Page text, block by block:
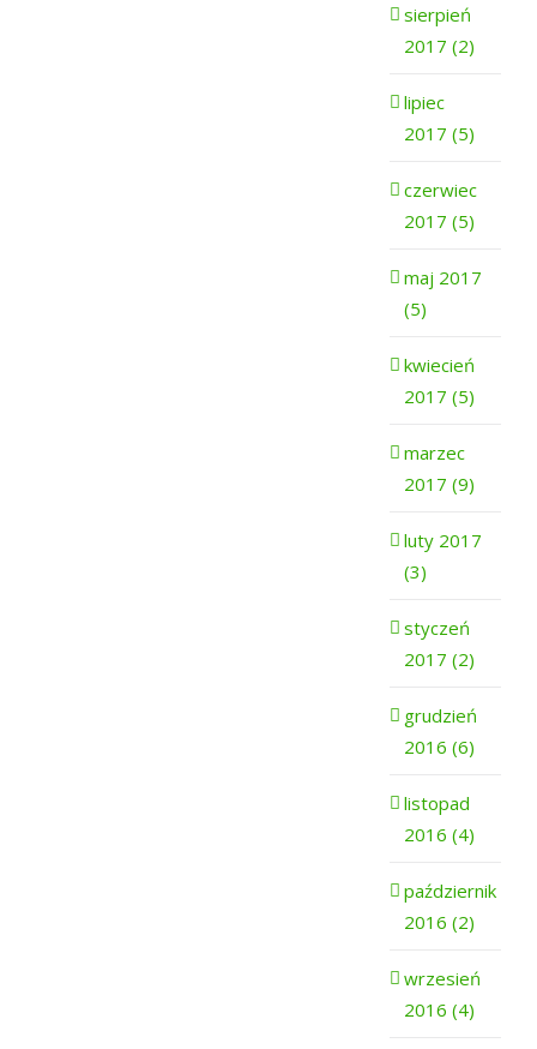
sierpień
2017 (2)
lipiec
2017 (5)
czerwiec
2017 (5)
maj 2017
(5)
kwiecień
2017 (5)
marzec
2017 (9)
luty 2017
(3)
styczeń
2017 (2)
grudzień
2016 (6)
listopad
2016 (4)
październik
2016 (2)
wrzesień
2016 (4)